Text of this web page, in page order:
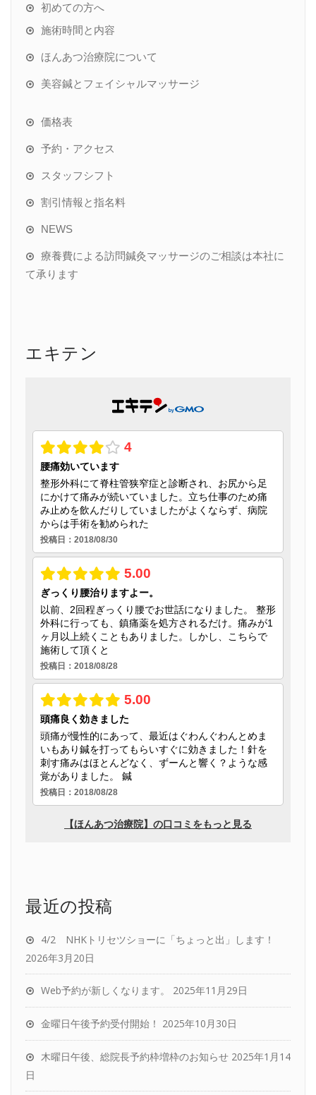
初めての方へ
施術時間と内容
ほんあつ治療院について
美容鍼とフェイシャルマッサージ
価格表
予約・アクセス
スタッフシフト
割引情報と指名料
NEWS
療養費による訪問鍼灸マッサージのご相談は本社に
て承ります
エキテン
最近の投稿
4/2 NHKトリセツショーに「ちょっと出」します！
2026年3月20日
Web予約が新しくなります。 2025年11月29日
金曜日午後予約受付開始！ 2025年10月30日
木曜日午後、総院長予約枠増枠のお知らせ 2025年1月14
日